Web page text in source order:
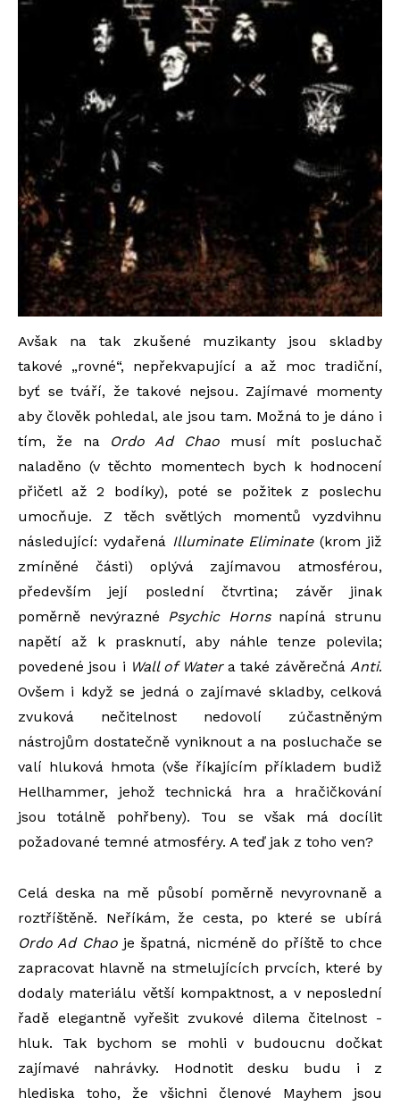
Avšak na tak zkušené muzikanty jsou skladby
takové „rovné“, nepřekvapující a až moc tradiční,
byť se tváří, že takové nejsou. Zajímavé momenty
aby člověk pohledal, ale jsou tam. Možná to je dáno i
tím, že na Ordo Ad Chaomusí mít posluchač
naladěno (v těchto momentech bych k hodnocení
přičetl až 2 bodíky), poté se požitek z poslechu
umocňuje. Z těch světlých momentů vyzdvihnu
následující: vydařená Illuminate Eliminate(krom již
zmíněné části) oplývá zajímavou atmosférou,
především její poslední čtvrtina; závěr jinak
poměrně nevýrazné Psychic Hornsnapíná strunu
napětí až k prasknutí, aby náhle tenze polevila;
povedené jsou i Wall of Watera také závěrečnáAnti.
Ovšem i když se jedná o zajímavé skladby, celková
zvuková nečitelnost nedovolí zúčastněným
nástrojům dostatečně vyniknout a na posluchače se
valí hluková hmota (vše říkajícím příkladem budiž
Hellhammer, jehož technická hra a hračičkování
jsou totálně pohřbeny). Tou se však má docílit
požadované temné atmosféry. A teď jak z toho ven?
Celá deska na mě působí poměrně nevyrovnaně a
roztříštěně. Neříkám, že cesta, po které se ubírá
Ordo Ad Chaoje špatná, nicméně do příště to chce
zapracovat hlavně na stmelujících prvcích, které by
dodaly materiálu větší kompaktnost, a v neposlední
řadě elegantně vyřešit zvukové dilema čitelnost -
hluk. Tak bychom se mohli v budoucnu dočkat
zajímavé nahrávky. Hodnotit desku budu i z
hlediska toho, že všichni členové Mayhem jsou